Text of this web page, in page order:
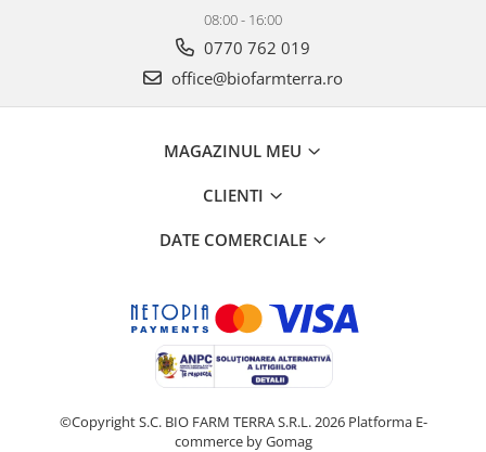
08:00 - 16:00
0770 762 019
office@biofarmterra.ro
MAGAZINUL MEU
CLIENTI
DATE COMERCIALE
©Copyright S.C. BIO FARM TERRA S.R.L. 2026 Platforma E-
commerce by Gomag